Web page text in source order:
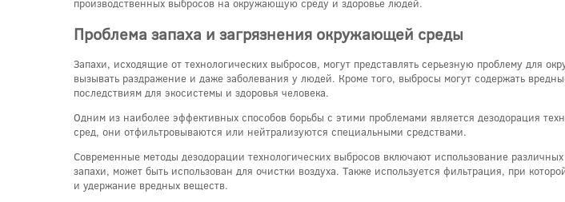
производственных выбросов на окружающую среду и здоровье людей.
Проблема запаха и загрязнения окружающей среды
Запахи, исходящие от технологических выбросов, могут представлять серьезную проблему для
вызывать раздражение и даже заболевания у людей. Кроме того, выбросы могут содержать
последствиям для экосистемы и здоровья человека.
Одним из наиболее эффективных способов борьбы с этими проблемами является дезодорация
сред, они отфильтровываются или нейтрализуются специальными средствами.
Современные методы дезодорации технологических выбросов включают использование
запахи, может быть использован для очистки воздуха. Также используется фильтрация, при
и удержание вредных веществ.